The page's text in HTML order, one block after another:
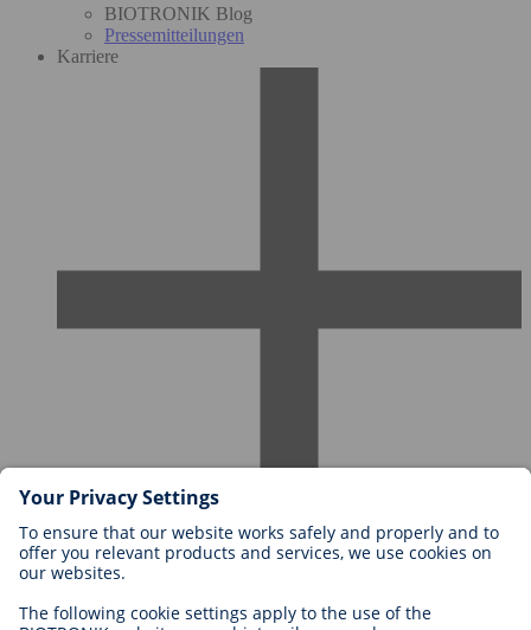
BIOTRONIK Blog
Pressemitteilungen
Karriere
Karriere bei BIOTRONIK
Einstieg
Bewerbung